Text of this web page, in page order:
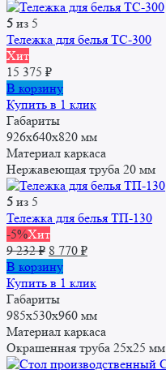
5 из 5
Тележка для белья ТС-300
Хит
15 375 ₽
В корзину
Купить в 1 клик
Габариты
926х640х820 мм
Материал каркаса
Нержавеющая труба 20 мм
5 из 5
Тележка для белья ТП-130
-5%Хит
9 232₽ Первоначальная
цена
составляла
9
232 ₽.
8 770 ₽Текущая
8
В корзину
Купить в 1 клик
Габариты
985х530х960 мм
Материал каркаса
Окрашенная труба 25x25 мм